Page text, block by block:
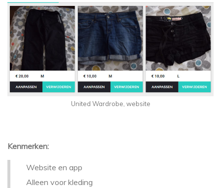
United Wardrobe, website
Kenmerken:
Website en app
Alleen voor kleding